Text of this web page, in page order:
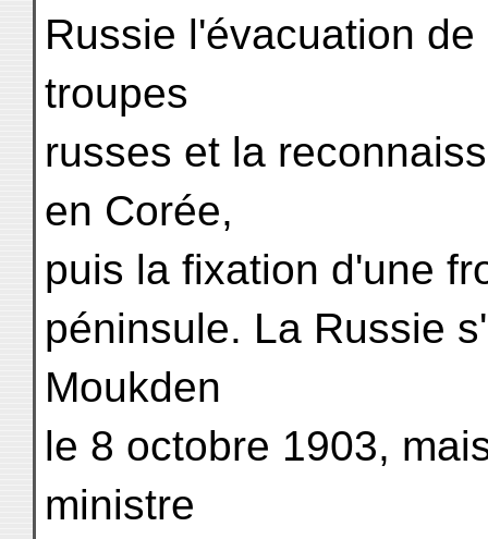
Russie l'évacuation
troupes
russes et la
en Corée,
puis la fixation d'une
péninsule. La Russie
Moukden
le 8 octobre 1903,
ministre